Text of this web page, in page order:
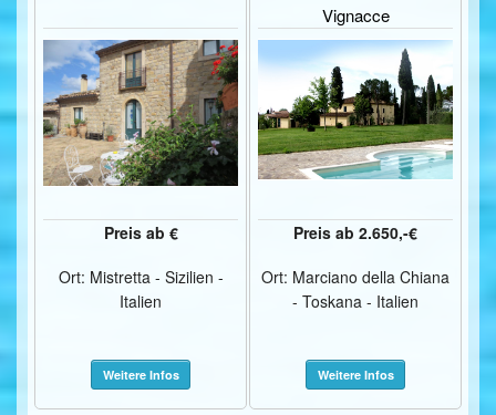
Preis ab €
Ort: Mistretta - Sizilien -
Italien
Weitere Infos
Vignacce
Preis ab 2.650,-€
Ort: Marciano della Chiana
- Toskana - Italien
Weitere Infos